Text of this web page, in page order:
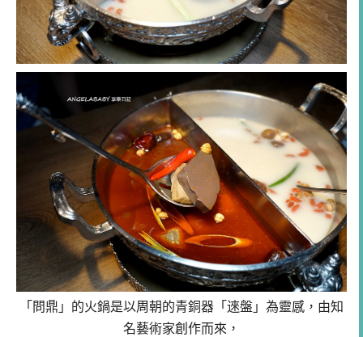
「問鼎」的火鍋是以周朝的青銅器「逨盤」為靈感，由知
名藝術家創作而來，